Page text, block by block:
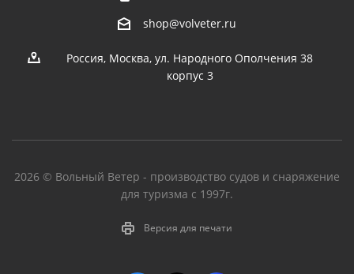
shop@volveter.ru
Россия, Москва, ул. Народного Ополчения 38
корпус 3
2026 © Вольный Ветер - производство судов и снаряжение
для туризма с 1997г.
Версия для печати